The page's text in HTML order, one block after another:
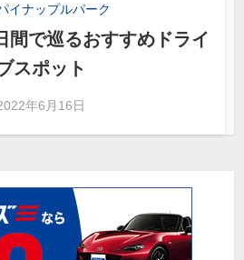
イナップルパーク
間で巡るおすすめドライ
スポット
年6月16日